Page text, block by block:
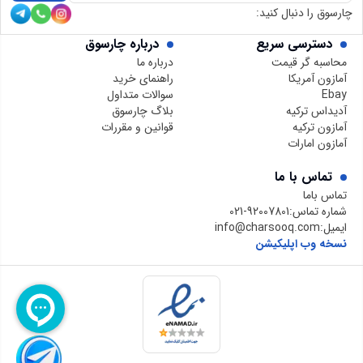
دسترسی سریع
محاسبه گر قیمت
آمازون آمریکا
Ebay
آدیداس ترکیه
آمازون ترکیه
آمازون امارات
درباره چارسوق
درباره ما
راهنمای خرید
سوالات متداول
بلاگ چارسوق
قوانین و مقررات
تماس با ما
تماس باما
شماره تماس:021-92007801
ایمیل:info@charsooq.com
نسخه وب اپلیکیشن
چارسوق را دنبال کنید: